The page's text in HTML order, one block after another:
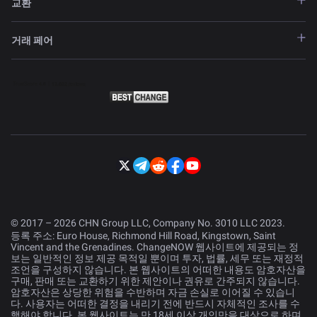
교환
거래 페어
© 2017 – 2026 CHN Group LLC, Company No. 3010 LLC 2023.
등록 주소: Euro House, Richmond Hill Road, Kingstown, Saint
Vincent and the Grenadines. ChangeNOW 웹사이트에 제공되는 정
보는 일반적인 정보 제공 목적일 뿐이며 투자, 법률, 세무 또는 재정적
조언을 구성하지 않습니다. 본 웹사이트의 어떠한 내용도 암호자산을
구매, 판매 또는 교환하기 위한 제안이나 권유로 간주되지 않습니다.
암호자산은 상당한 위험을 수반하며 자금 손실로 이어질 수 있습니
다. 사용자는 어떠한 결정을 내리기 전에 반드시 자체적인 조사를 수